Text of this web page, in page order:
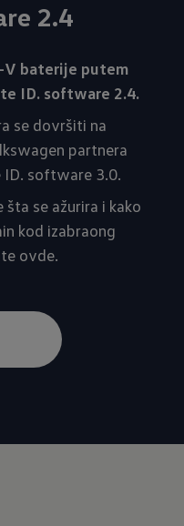
2.4
V baterije putem
ID. software 2.4.
se dovršiti na
partnera
software 3.0.
se ažurira i kako
kod izabraong
ovde.